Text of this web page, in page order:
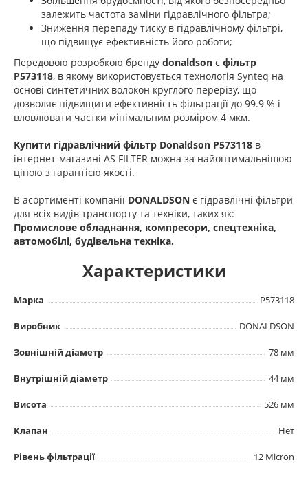
залежить частота заміни гідравлічного фільтра;
Зниження перепаду тиску в гідравлічному фільтрі,
що підвищує ефективність його роботи;
Передовою розробкою бренду donaldson є фільтр
P573118, в якому використовується технологія Synteq на
основі синтетичних волокон круглого перерізу, що
дозволяє підвищити ефективність фільтрації до 99.9 % і
вловлювати частки мінімальним розміром 4 мкм.
Купити гідравлічний фільтр Donaldson P573118 в
інтернет-магазині AS FILTER можна за найоптимальнішою
ціною з гарантією якості.
В асортименті компанії DONALDSON є гідравлічні фільтри
для всіх видів транспорту та техніки, таких як:
Промислове обладнання, компресори, спецтехніка,
автомобілі, будівельна техніка.
Характеристики
Марка P573118
Виробник DONALDSON
Зовнішній діаметр 78 мм
Внутрішній діаметр 44 мм
Висота 526 мм
Клапан Нет
Рівень фільтрації 12 Micron